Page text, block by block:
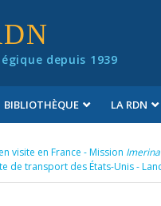
depuis 1939
BIBLIOTHÈQUE LA RDN
visite en France - Mission Imerina
de transport des États-Unis -